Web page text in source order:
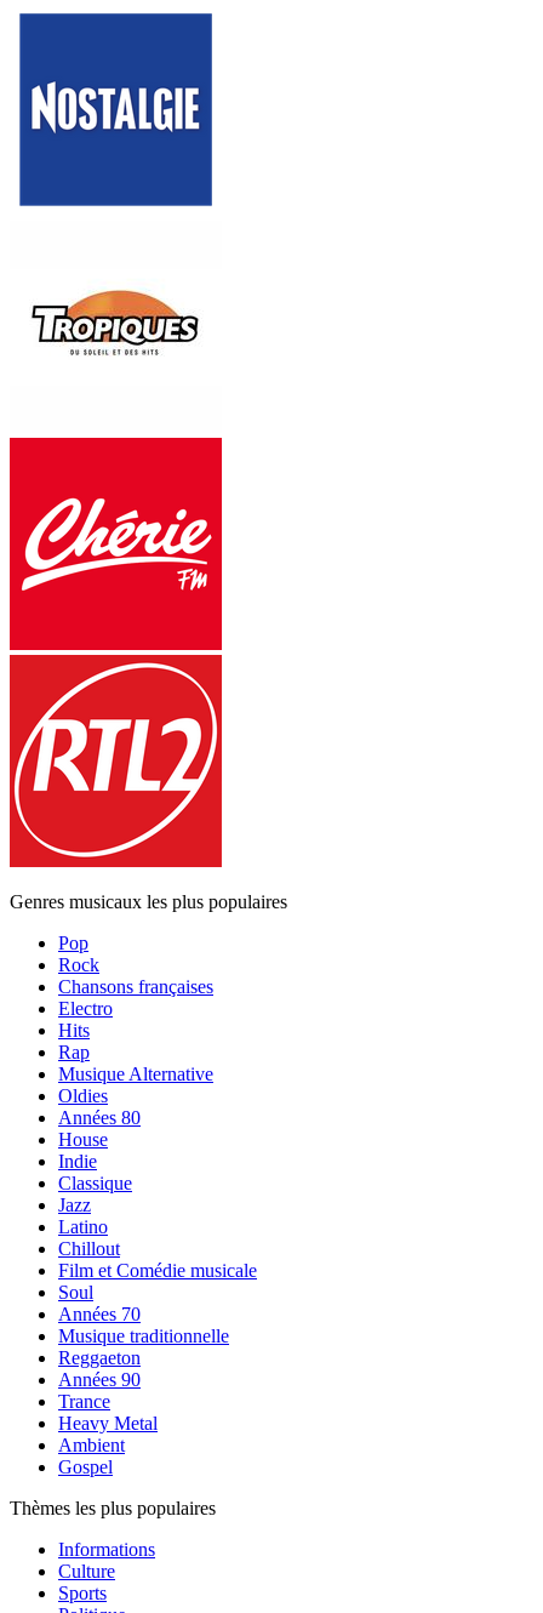
Genres musicaux les plus populaires
Pop
Rock
Chansons françaises
Electro
Hits
Rap
Musique Alternative
Oldies
Années 80
House
Indie
Classique
Jazz
Latino
Chillout
Film et Comédie musicale
Soul
Années 70
Musique traditionnelle
Reggaeton
Années 90
Trance
Heavy Metal
Ambient
Gospel
Thèmes les plus populaires
Informations
Culture
Sports